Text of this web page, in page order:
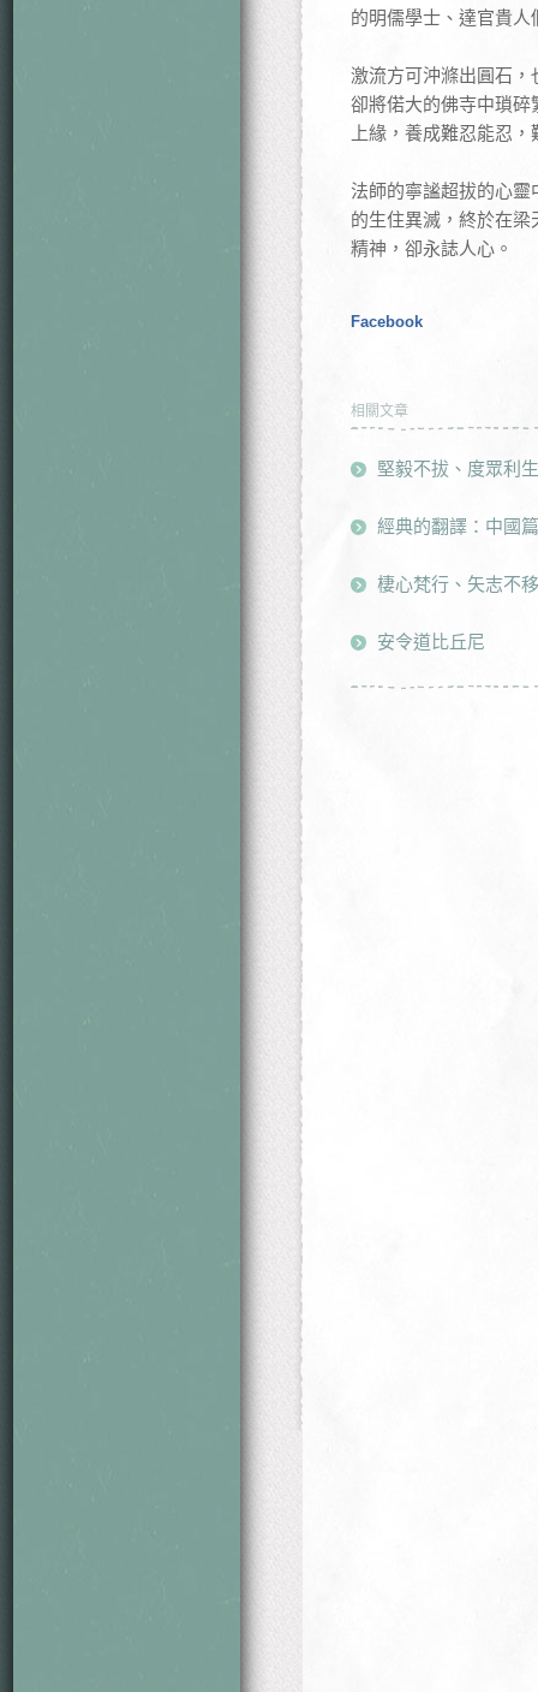
的明儒學士、達官貴
激流方可沖滌出圓石
卻將偌大的佛寺中瑣
上緣，養成難忍能忍
法師的寧謐超拔的心
的生住異滅，終於在
精神，卻永誌人心。
Facebook
相關文章
堅毅不拔、度眾利
經典的翻譯：中國篇
棲心梵行、矢志不
安令道比丘尼